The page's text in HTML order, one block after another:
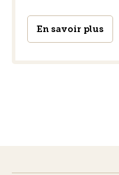
En savoir plus